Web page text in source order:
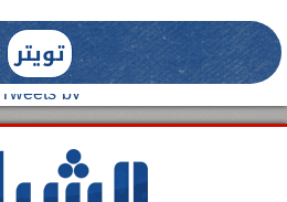
تويتر
Tweets by